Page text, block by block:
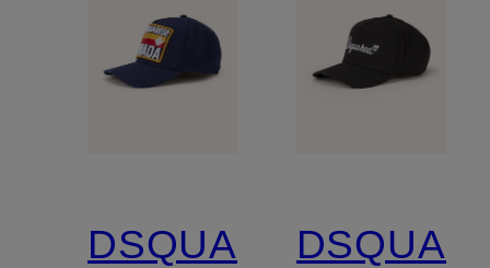
DSQUARED2